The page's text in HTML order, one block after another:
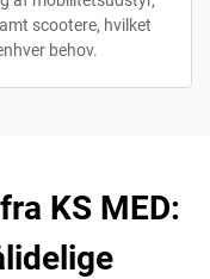
scootere, hvilket
behov.
KS MED: